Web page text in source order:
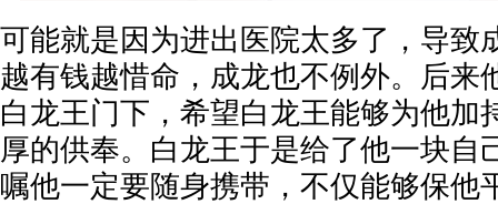
可能就是因为进出医院太多了，导致
越有钱越惜命，成龙也不例外。后来
白龙王门下，希望白龙王能够为他加
厚的供奉。白龙王于是给了他一块自
嘱他一定要随身携带，不仅能够保他